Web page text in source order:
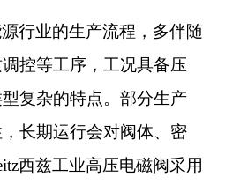
行业的生产流程，多伴随
控等工序，工况具备压
复杂的特点。部分生产
长期运行会对阀体、密
西兹工业高压电磁阀采用